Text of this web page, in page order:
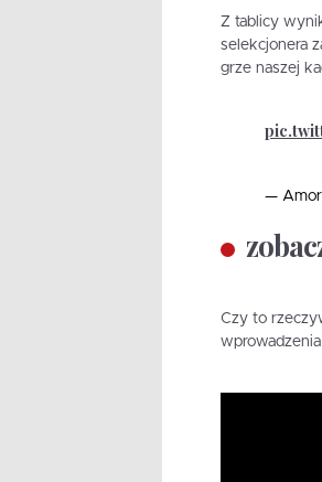
Z tablicy
selekcjonera
grze naszej
—
Czy to